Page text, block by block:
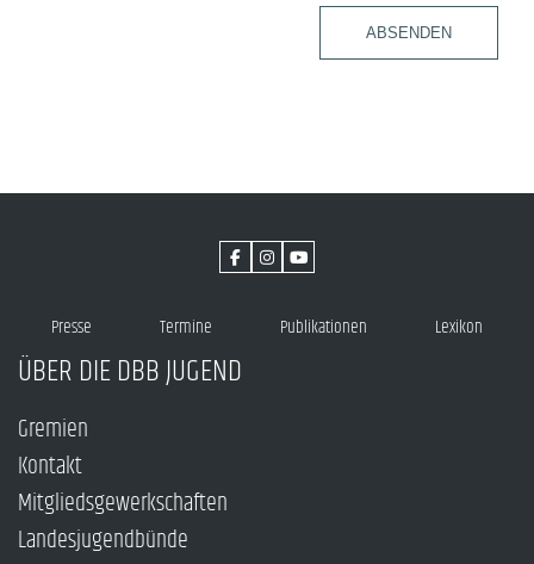
ABSENDEN
Presse Termine Publikationen Lexikon
ÜBER DIE DBB JUGEND
Gremien
Kontakt
Mitgliedsgewerkschaften
Landesjugendbünde